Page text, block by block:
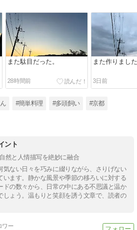
また駄目だった。
28時間前
また作りまし
3日前
#簡単料理 #多頭飼い #京都
ント
然と人情描写を絶妙に融合
気ない日々を巧みに綴りながら、さりげない
います。静かな風景や季節の移ろいに対する
ドの数々から、日常の中にある不思議と温か
しょう。温もりと笑顔を誘う文章で、読者の